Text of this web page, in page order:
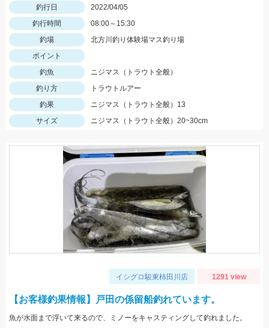
釣行日
2022/04/05
釣行時間
08:00～15:30
釣場
北方川釣り体験場マス釣り場
ポイント
釣魚
ニジマス（トラウト全般）
釣り方
トラウトルアー
釣果
ニジマス（トラウト全般）13
サイズ
ニジマス（トラウト全般）20~30cm
イシグロ駿東柿田川店 1291 view
【お客様釣果情報】戸田の係留船釣れています。
魚が水面まで浮いて来るので、ミノーをキャスティングして釣れました。